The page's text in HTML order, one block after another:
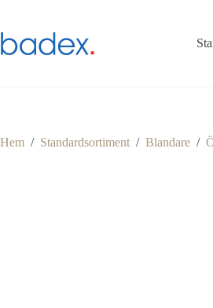
innehåll
Hem / Standardsortiment / Blandare /